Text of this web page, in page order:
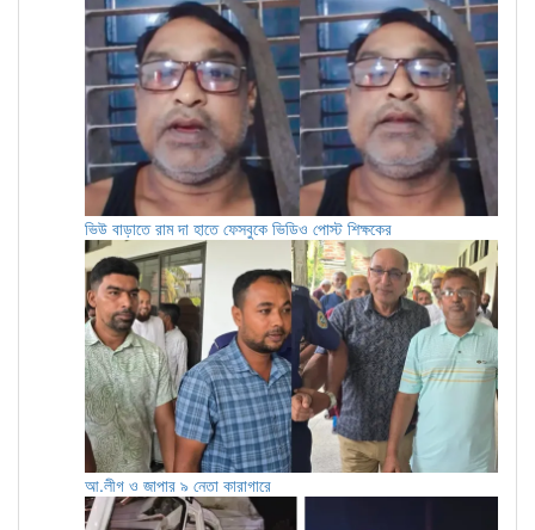
ভিউ বাড়াতে রাম দা হাতে ফেসবুকে ভিডিও পোস্ট শিক্ষকের
আ.লীগ ও জাপার ৯ নেতা কারাগারে